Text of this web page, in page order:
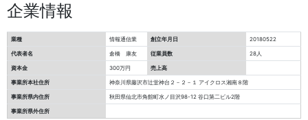
企業情報
業種 情報通信業 創立年月日 20180522
代表者名 倉橋 康友 従業員数 28人
資本金 300万円 売上高
事業所本社住所 神奈川県藤沢市辻堂神台２－２－１ アイクロス湘南８階
事業所県内住所 秋田県仙北市角館町水ノ目沢98-12 谷口第二ビル2階
事業所県外住所